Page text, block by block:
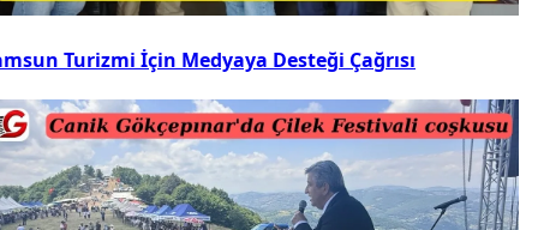
Turizmi İçin Medyaya Desteği Çağrısı